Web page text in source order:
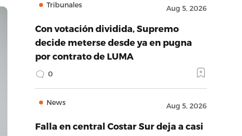
Tribunales Aug 5, 2026
Con votación dividida, Supremo
decide meterse desde ya en pugna
por contrato de LUMA
0
News Aug 5, 2026
Falla en central Costar Sur deja a casi